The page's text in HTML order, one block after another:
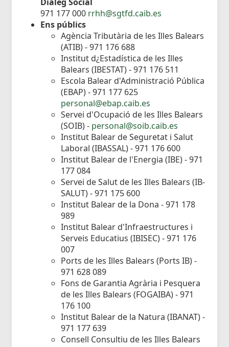
971 177 000 rrhh@sgtfd.caib.es
Ens públics
Agència Tributària de les Illes Balears
(ATIB) - 971 176 688
Institut d¿Estadística de les Illes
Balears (IBESTAT) - 971 176 511
Escola Balear d'Administració Pública
(EBAP) - 971 177 625
personal@ebap.caib.es
Servei d'Ocupació de les Illes Balears
(SOIB) - personal@soib.caib.es
Institut Balear de Seguretat i Salut
Laboral (IBASSAL) - 971 176 600
Institut Balear de l'Energia (IBE) - 971
177 084
Servei de Salut de les Illes Balears (IB-
SALUT) - 971 175 600
Institut Balear de la Dona - 971 178
989
Institut Balear d'Infraestructures i
Serveis Educatius (IBISEC) - 971 176
007
Ports de les Illes Balears (Ports IB) -
971 628 089
Fons de Garantia Agrària i Pesquera
de les Illes Balears (FOGAIBA) - 971
176 100
Institut Balear de la Natura (IBANAT) -
971 177 639
Consell Consultiu de les Illes Balears